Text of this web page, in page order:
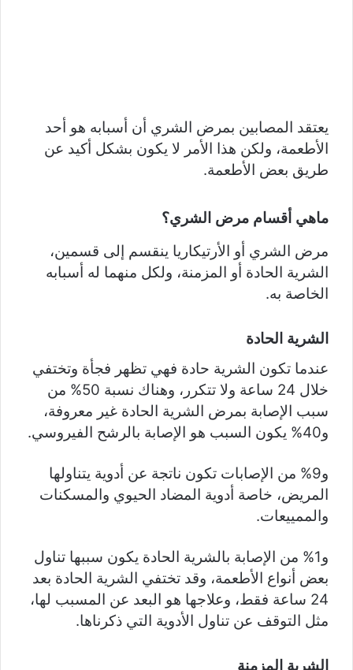
يعتقد المصابين بمرض الشري أن أسبابه هو أحد
الأطعمة، ولكن هذا الأمر لا يكون بشكل أكيد عن
طريق بعض الأطعمة.
ماهي أقسام مرض الشري؟
مرض الشري أو الأرتيكاريا ينقسم إلى قسمين،
الشرية الحادة أو المزمنة، ولكل منهما له أسبابه
الخاصة به.
الشرية الحادة
عندما تكون الشرية حادة فهي تظهر فجأة وتختفي
خلال 24 ساعة ولا تتكرر، وهناك نسبة 50% من
سبب الإصابة بمرض الشرية الحادة غير معروفة،
و40% يكون السبب هو الإصابة بالرشح الفيروسي.
و9% من الإصابات تكون ناتجة عن أدوية يتناولها
المريض، خاصة أدوية المضاد الحيوي والمسكنات
والممييعات.
و1% من الإصابة بالشرية الحادة يكون سببها تناول
بعض أنواع الأطعمة، وقد تختفي الشرية الحادة بعد
24 ساعة فقط، وعلاجها هو البعد عن المسبب لها،
مثل التوقف عن تناول الأدوية التي ذكرناها.
الشرية المزمنة